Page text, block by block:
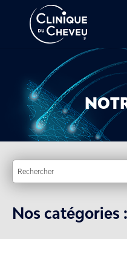
Nos catégories :